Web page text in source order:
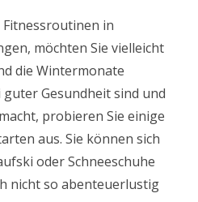
in
möchten Sie vielleicht
die Wintermonate
guter Gesundheit sind und
probieren Sie einige
aus. Sie können sich
oder Schneeschuhe
nicht so abenteuerlustig